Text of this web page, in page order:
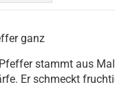
ganz
stammt aus
Er schmeckt